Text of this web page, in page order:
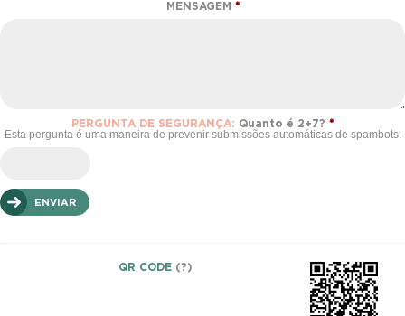
MENSAGEM *
PERGUNTA DE SEGURANÇA: Quanto é 2+7? *
Esta pergunta é uma maneira de prevenir submissões automáticas de spambots.
QR CODE (?)